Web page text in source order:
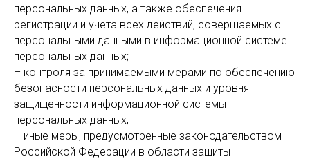
персональных данных, а также обеспечения
регистрации и учета всех действий, совершаемых с
персональными данными в информационной системе
персональных данных;
– контроля за принимаемыми мерами по обеспечению
безопасности персональных данных и уровня
защищенности информационной системы
персональных данных;
– иные меры, предусмотренные законодательством
Российской Федерации в области защиты